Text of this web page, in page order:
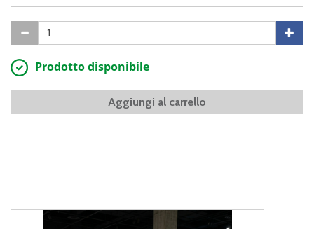
Prodotto disponibile
Aggiungi al carrello